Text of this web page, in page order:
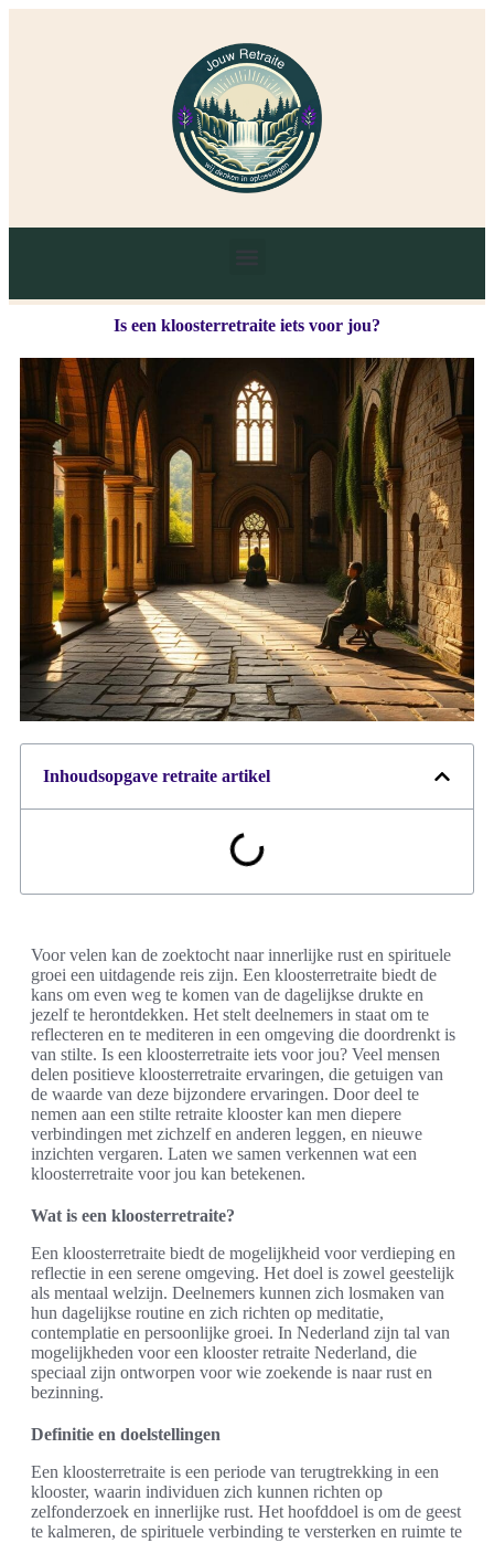
Is een kloosterretraite iets voor jou?
Inhoudsopgave retraite artikel
Voor velen kan de zoektocht naar innerlijke rust en spirituele
groei een uitdagende reis zijn. Een kloosterretraite biedt de
kans om even weg te komen van de dagelijkse drukte en
jezelf te herontdekken. Het stelt deelnemers in staat om te
reflecteren en te mediteren in een omgeving die doordrenkt is
van stilte. Is een kloosterretraite iets voor jou? Veel mensen
delen positieve kloosterretraite ervaringen, die getuigen van
de waarde van deze bijzondere ervaringen. Door deel te
nemen aan een stilte retraite klooster kan men diepere
verbindingen met zichzelf en anderen leggen, en nieuwe
inzichten vergaren. Laten we samen verkennen wat een
kloosterretraite voor jou kan betekenen.
Wat is een kloosterretraite?
Een kloosterretraite biedt de mogelijkheid voor verdieping en
reflectie in een serene omgeving. Het doel is zowel geestelijk
als mentaal welzijn. Deelnemers kunnen zich losmaken van
hun dagelijkse routine en zich richten op meditatie,
contemplatie en persoonlijke groei. In Nederland zijn tal van
mogelijkheden voor een klooster retraite Nederland, die
speciaal zijn ontworpen voor wie zoekende is naar rust en
bezinning.
Definitie en doelstellingen
Een kloosterretraite is een periode van terugtrekking in een
klooster, waarin individuen zich kunnen richten op
zelfonderzoek en innerlijke rust. Het hoofddoel is om de geest
te kalmeren, de spirituele verbinding te versterken en ruimte te